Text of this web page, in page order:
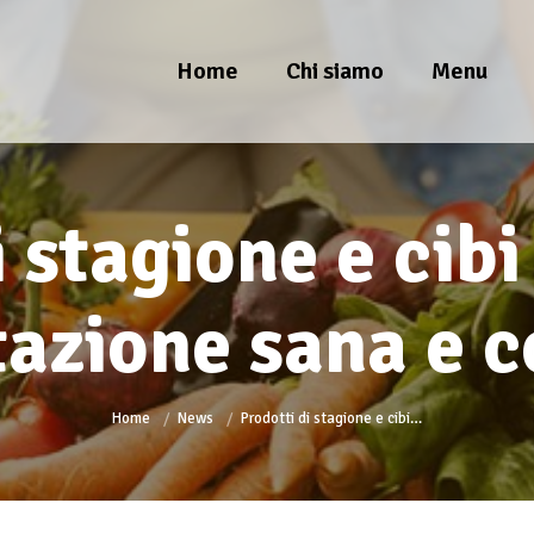
Home Chi siamo Menu
e cibi
sana e
You are here:
Home News Prodotti di stagione e cibi…